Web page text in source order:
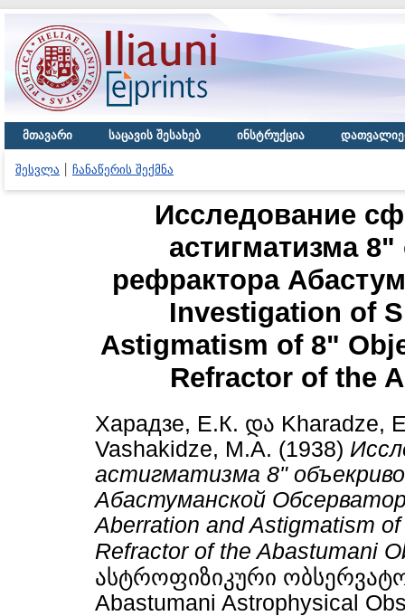
მთავარი საცავის შესახებ ინსტრუქცია
შესვლა ჩანაწერის შექმნა
Исследование
астигматизма
рефрактора
Investigation of
Astigmatism of 8"
Refractor of the
Харадзе, Е.К. და Kharadze,
Vashakidze, M.A. (1938)
астигматизма 8"
Абастуманской
Aberration and Astigmatism
Refractor of the Abastumani
ასტროფიზიკური
Abastumani Astrophysical